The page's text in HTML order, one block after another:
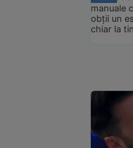
manuale
obții un
chiar la